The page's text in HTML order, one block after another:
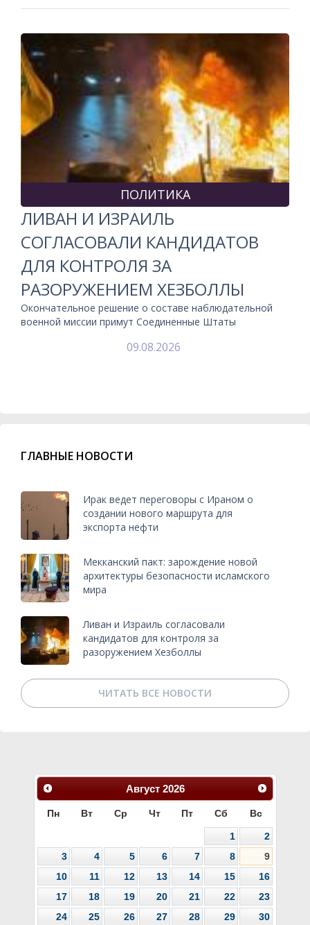
ПОЛИТИКА
ЛИВАН И ИЗРАИЛЬ
СОГЛАСОВАЛИ КАНДИДАТОВ
ДЛЯ КОНТРОЛЯ ЗА
РАЗОРУЖЕНИЕМ ХЕЗБОЛЛЫ
Окончательное решение о составе наблюдательной
военной миссии примут Соединенные Штаты
09.08.2026
ГЛАВНЫЕ НОВОСТИ
Ирак ведет переговоры с Ираном о
создании нового маршрута для
экспорта нефти
Мекканский пакт: зарождение новой
архитектуры безопасности исламского
мира
Ливан и Израиль согласовали
кандидатов для контроля за
разоружением Хезболлы
ЧИТАТЬ ВСЕ НОВОСТИ
Август 2026
Пн Вт Ср Чт Пт Сб Вс
1
2
3
4 5 6 7 8
9
10
11 12 13 14 15
16
17
18 19 20 21 22
23
24
25 26 27 28 29
30